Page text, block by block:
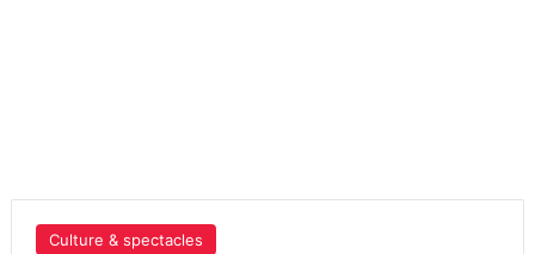
Culture & spectacles